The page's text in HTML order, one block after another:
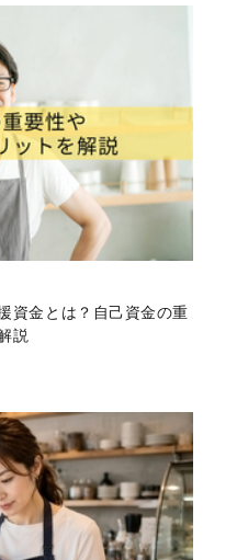
資金とは？自己資金の重
説